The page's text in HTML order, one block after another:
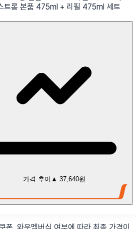
트롱 본품 475ml + 리필 475ml 세트
가격 추이 ▲ 37,640원